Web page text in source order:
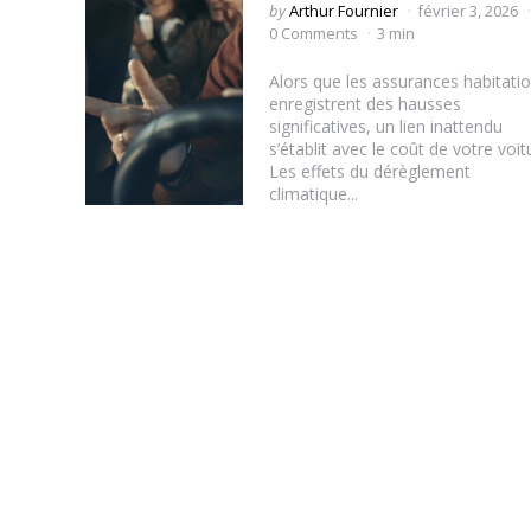
Posted
by
byArthur Fournier
février 3, 2026
0 Comments
3 min
Alors que les assurances
enregistrent des hausses
significatives, un lien inattendu
s’établit avec le coût de votre
Les effets du dérèglement
climatique...